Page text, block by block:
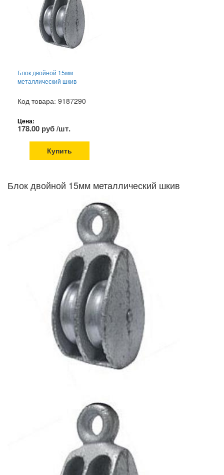
Блок двойной 15мм
металлический шкив
Код товара: 9187290
Цена:
178.00 руб /шт.
Купить
Блок двойной 15мм металлический шкив